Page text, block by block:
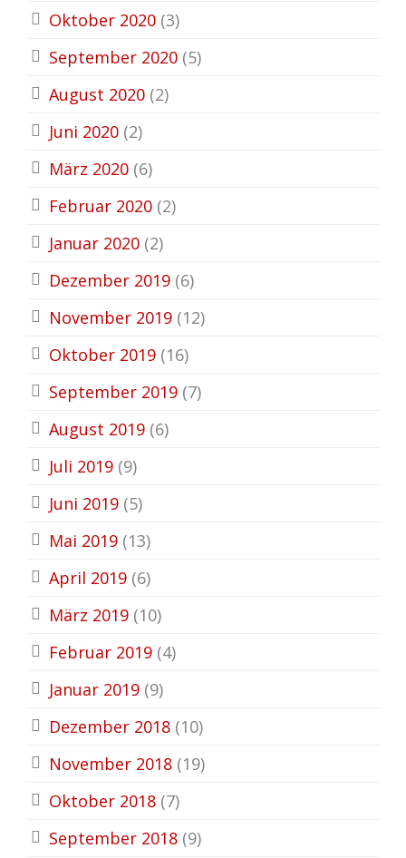
Oktober 2020 (3)
September 2020 (5)
August 2020 (2)
Juni 2020 (2)
März 2020 (6)
Februar 2020 (2)
Januar 2020 (2)
Dezember 2019 (6)
November 2019 (12)
Oktober 2019 (16)
September 2019 (7)
August 2019 (6)
Juli 2019 (9)
Juni 2019 (5)
Mai 2019 (13)
April 2019 (6)
März 2019 (10)
Februar 2019 (4)
Januar 2019 (9)
Dezember 2018 (10)
November 2018 (19)
Oktober 2018 (7)
September 2018 (9)